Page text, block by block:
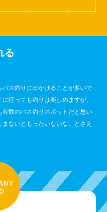
る
ス釣りに出かけることが多いで
行っても釣りは楽しめますが、
数のバス釣りスポットだと思い
ないともったいないな、とさえ